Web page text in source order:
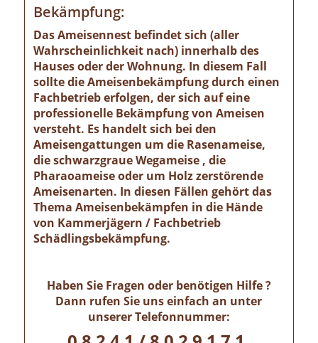
Bekämpfung:
Das Ameisennest befindet sich (aller
Wahrscheinlichkeit nach) innerhalb des
Hauses oder der Wohnung. In diesem Fall
sollte die Ameisenbekämpfung durch einen
Fachbetrieb erfolgen, der sich auf eine
professionelle Bekämpfung von Ameisen
versteht. Es handelt sich bei den
Ameisengattungen um die Rasenameise,
die schwarzgraue Wegameise , die
Pharaoameise oder um Holz zerstörende
Ameisenarten. In diesen Fällen gehört das
Thema Ameisenbekämpfen in die Hände
von Kammerjägern / Fachbetrieb
Schädlingsbekämpfung.
Haben Sie Fragen oder benötigen Hilfe ?
Dann rufen Sie uns einfach an unter
unserer Telefonnummer: